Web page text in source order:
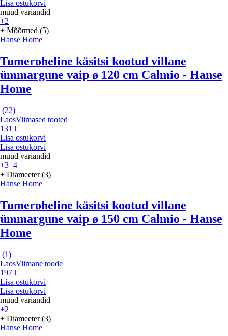
Lisa ostukorvi
muud variandid
+2
+ Mõõtmed (5)
Hanse Home
Tumeroheline käsitsi kootud villane
ümmargune vaip ø 120 cm Calmio - Hanse
Home
(22)
LaosViimased tooted
131 €
Lisa ostukorvi
Lisa ostukorvi
muud variandid
+3+4
+ Diameeter (3)
Hanse Home
Tumeroheline käsitsi kootud villane
ümmargune vaip ø 150 cm Calmio - Hanse
Home
(1)
LaosViimane toode
197 €
Lisa ostukorvi
Lisa ostukorvi
muud variandid
+2
+ Diameeter (3)
Hanse Home